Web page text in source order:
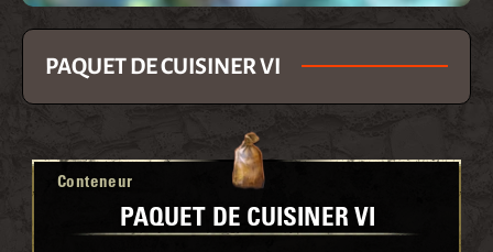
PAQUET DE CUISINER VI
Conteneur
PAQUET DE CUISINER VI